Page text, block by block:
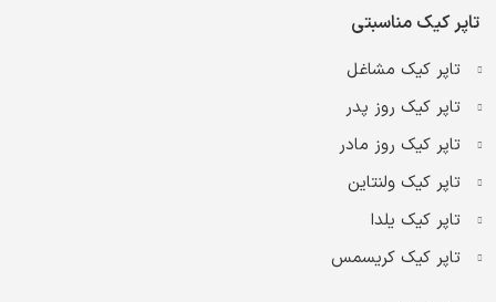
تاپر کیک مناسبتی
تاپر کیک مشاغل
تاپر کیک روز پدر
تاپر کیک روز مادر
تاپر کیک ولنتاین
تاپر کیک یلدا
تاپر کیک کریسمس